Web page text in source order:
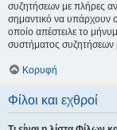
συζητήσεων με πλήρες
σημαντικό να υπάρχουν
οποίο απέστειλε το
συστήματος συζητήσεων
Κορυφή
Φίλοι και εχθροί